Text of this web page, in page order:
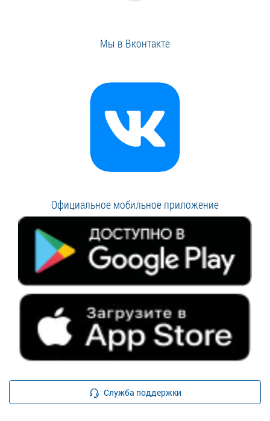
Мы в Вконтакте
Официальное мобильное приложение
Служба поддержки